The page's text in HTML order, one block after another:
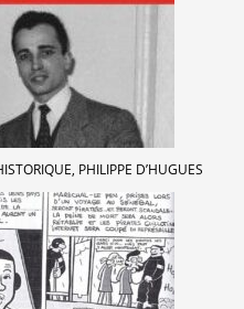
PHILIPPE D’HUGUES